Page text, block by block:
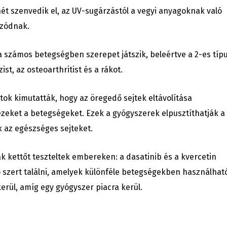
szenvedik el, az UV-sugárzástól a vegyi anyagoknak való
betegségben szerepet játszik, beleértve a 2-es
az osteoarthritist és a rákot.
kimutatták, hogy az öregedő sejtek eltávolítása
a betegségeket. Ezek a gyógyszerek elpusztíthatják a
egészséges sejteket.
kettőt teszteltek embereken: a dasatinib és a kvercetin
találni, amelyek különféle betegségekben
amíg egy gyógyszer piacra kerül.